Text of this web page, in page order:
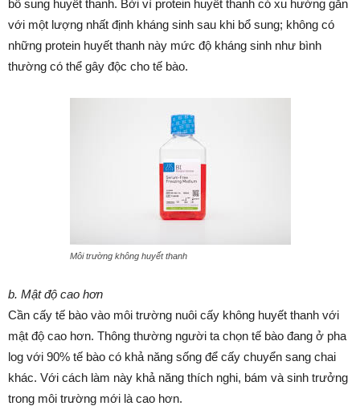
bổ sung huyết thanh. Bởi vì protein huyết thanh có xu hướng gắn
với một lượng nhất định kháng sinh sau khi bổ sung; không có
những protein huyết thanh này mức độ kháng sinh như bình
thường có thể gây độc cho tế bào.
Môi trường không huyết thanh
b. Mật độ cao hơn
Cần cấy tế bào vào môi trường nuôi cấy không huyết thanh với
mật độ cao hơn. Thông thường người ta chọn tế bào đang ở pha
log với 90% tế bào có khả năng sống để cấy chuyển sang chai
khác. Với cách làm này khả năng thích nghi, bám và sinh trưởng
trong môi trường mới là cao hơn.